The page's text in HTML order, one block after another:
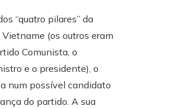
“quatro pilares” da
(os outros eram
Comunista, o
e o presidente), o
num possível candidato
do partido. A sua